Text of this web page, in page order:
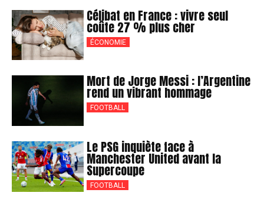
Célibat en France : vivre seul
coûte 27 % plus cher
ÉCONOMIE
Mort de Jorge Messi : l’Argentine
rend un vibrant hommage
FOOTBALL
Le PSG inquiète face à
Manchester United avant la
Supercoupe
FOOTBALL